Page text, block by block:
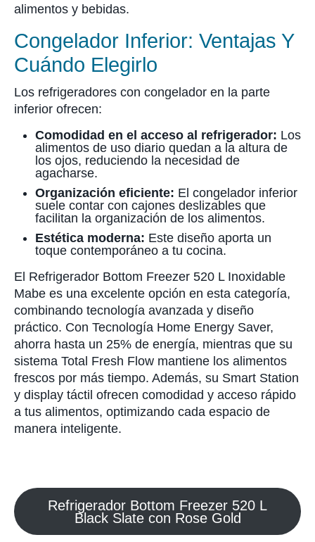
alimentos y bebidas.
Congelador Inferior: Ventajas Y
Cuándo Elegirlo
Los refrigeradores con congelador en la parte
inferior ofrecen:
Comodidad en el acceso al refrigerador: Los
alimentos de uso diario quedan a la altura de
los ojos, reduciendo la necesidad de
agacharse.
Organización eficiente: El congelador inferior
suele contar con cajones deslizables que
facilitan la organización de los alimentos.
Estética moderna: Este diseño aporta un
toque contemporáneo a tu cocina.
El Refrigerador Bottom Freezer 520 L Inoxidable
Mabe es una excelente opción en esta categoría,
combinando tecnología avanzada y diseño
práctico. Con Tecnología Home Energy Saver,
ahorra hasta un 25% de energía, mientras que su
sistema Total Fresh Flow mantiene los alimentos
frescos por más tiempo. Además, su Smart Station
y display táctil ofrecen comodidad y acceso rápido
a tus alimentos, optimizando cada espacio de
manera inteligente.
Refrigerador Bottom Freezer 520 L
Black Slate con Rose Gold